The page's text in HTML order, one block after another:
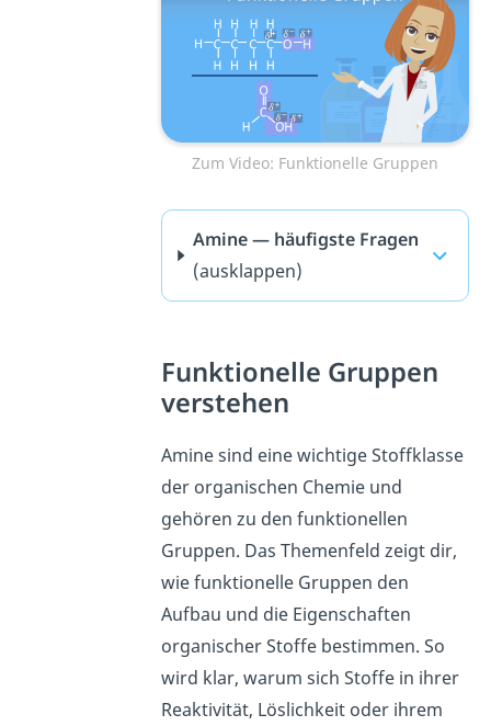
Zum Video: Funktionelle Gruppen
Amine — häufigste Fragen
(ausklappen)
Funktionelle Gruppen
verstehen
Amine sind eine wichtige Stoffklasse
der organischen Chemie und
gehören zu den funktionellen
Gruppen. Das Themenfeld zeigt dir,
wie funktionelle Gruppen den
Aufbau und die Eigenschaften
organischer Stoffe bestimmen. So
wird klar, warum sich Stoffe in ihrer
Reaktivität, Löslichkeit oder ihrem